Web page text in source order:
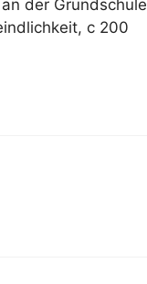
der Grundschule
c 200